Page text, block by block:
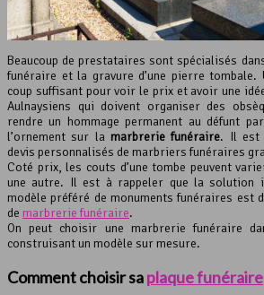
Beaucoup de prestataires sont spécialisés
funéraire et la gravure d’une pierre
coup suffisant pour voir le prix et avoir une
Aulnaysiens qui doivent organiser des
rendre un hommage permanent au défunt
l’ornement sur la marbrerie funéraire. Il est
devis personnalisés de marbriers funéraires
Coté prix, les couts d’une tombe peuvent
une autre. Il est à rappeler que la solution
modèle préféré de monuments funéraires est
de marbrerie funéraire.
On peut choisir une marbrerie funéraire
construisant un modèle sur mesure.
Comment choisir saplaque funéraire